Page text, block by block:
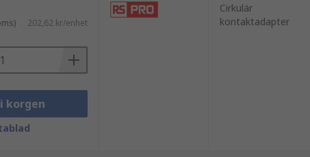
202,62 kr/enhet
korgen
Cirkulär
kontaktadapter